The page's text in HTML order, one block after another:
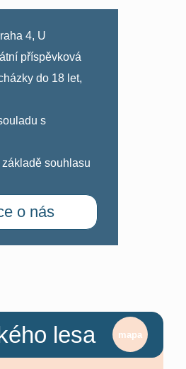
4, U
příspěvková
do 18 let,
s
souhlasu
o nás
lesa mapa